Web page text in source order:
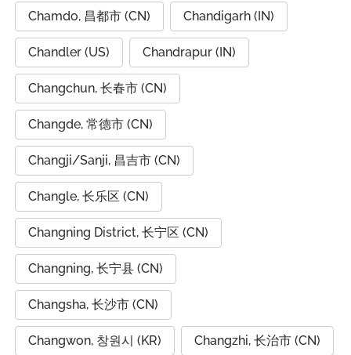
Chamdo, 昌都市 (CN) Chandigarh (IN)
Chandler (US) Chandrapur (IN)
Changchun, 长春市 (CN)
Changde, 常德市 (CN)
Changji/Sanji, 昌吉市 (CN)
Changle, 长乐区 (CN)
Changning District, 长宁区 (CN)
Changning, 长宁县 (CN)
Changsha, 长沙市 (CN)
Changwon, 창원시 (KR) Changzhi, 长治市 (CN)